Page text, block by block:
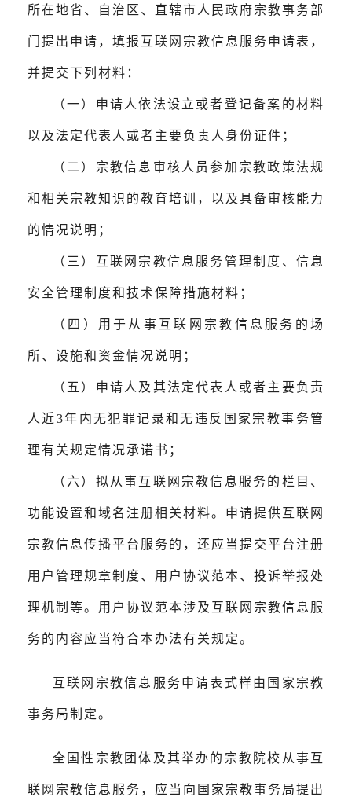
所在地省、自治区、直辖市人民政府宗教事务部
门提出申请，填报互联网宗教信息服务申请表，
并提交下列材料：
（一）申请人依法设立或者登记备案的材料
以及法定代表人或者主要负责人身份证件；
（二）宗教信息审核人员参加宗教政策法规
和相关宗教知识的教育培训，以及具备审核能力
的情况说明；
（三）互联网宗教信息服务管理制度、信息
安全管理制度和技术保障措施材料；
（四）用于从事互联网宗教信息服务的场
所、设施和资金情况说明；
（五）申请人及其法定代表人或者主要负责
人近3年内无犯罪记录和无违反国家宗教事务管
理有关规定情况承诺书；
（六）拟从事互联网宗教信息服务的栏目、
功能设置和域名注册相关材料。申请提供互联网
宗教信息传播平台服务的，还应当提交平台注册
用户管理规章制度、用户协议范本、投诉举报处
理机制等。用户协议范本涉及互联网宗教信息服
务的内容应当符合本办法有关规定。
互联网宗教信息服务申请表式样由国家宗教
事务局制定。
全国性宗教团体及其举办的宗教院校从事互
联网宗教信息服务，应当向国家宗教事务局提出